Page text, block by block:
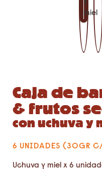
con uchuva y
6 UNIDADES (30GR
Uchuva y miel x 6